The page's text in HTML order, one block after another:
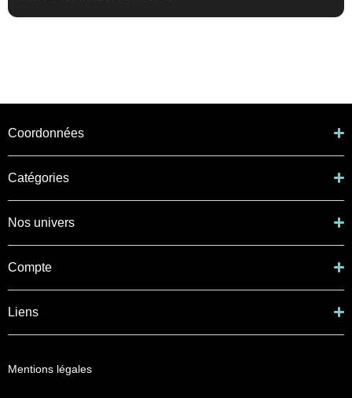
Coordonnées
Catégories
Nos univers
Compte
Liens
Mentions légales